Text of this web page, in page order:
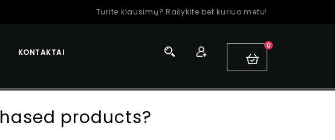
Turite klausimų? Rašykite bet kuriuo metu!
KONTAKTAI
0
products?